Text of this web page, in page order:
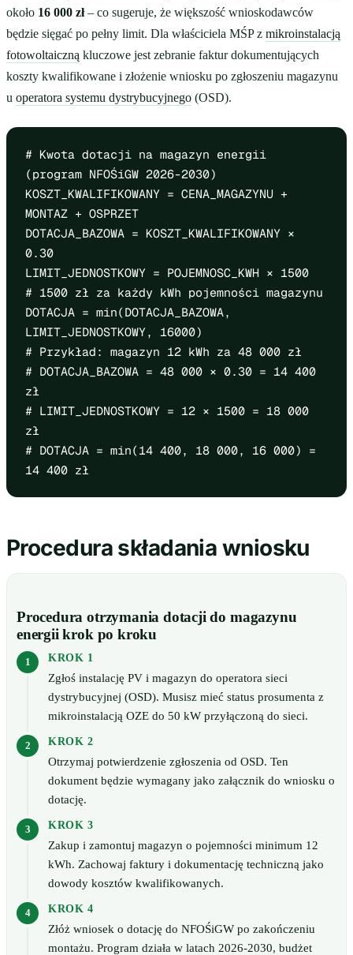
około 16 000 zł– co sugeruje, że większość wnioskodawców
będzie sięgać po pełny limit. Dla właściciela MŚP z mikroinstalacją
fotowoltaiczną kluczowe jest zebranie faktur dokumentujących
koszty kwalifikowane i złożenie wniosku po zgłoszeniu magazynu
u operatora systemu dystrybucyjnego (OSD).
# Kwota dotacji na magazyn energii
(program NFOŚiGW 2026-2030)
KOSZT_KWALIFIKOWANY = CENA_MAGAZYNU +
MONTAZ + OSPRZET
DOTACJA_BAZOWA = KOSZT_KWALIFIKOWANY ×
0.30
LIMIT_JEDNOSTKOWY = POJEMNOSC_KWH × 1500
# 1500 zł za każdy kWh pojemności magazynu
DOTACJA = min(DOTACJA_BAZOWA,
LIMIT_JEDNOSTKOWY, 16000)
# Przykład: magazyn 12 kWh za 48 000 zł
# DOTACJA_BAZOWA = 48 000 × 0.30 = 14 400
zł
# LIMIT_JEDNOSTKOWY = 12 × 1500 = 18 000
zł
# DOTACJA = min(14 400, 18 000, 16 000) =
14 400 zł
Procedura składania wniosku
Procedura otrzymania dotacji do magazynu
energii krok po kroku
KROK 1
Zgłoś instalację PV i magazyn do operatora sieci
dystrybucyjnej (OSD). Musisz mieć status prosumenta z
mikroinstalacją OZE do 50 kW przyłączoną do sieci.
KROK 2
Otrzymaj potwierdzenie zgłoszenia od OSD. Ten
dokument będzie wymagany jako załącznik do wniosku o
dotację.
KROK 3
Zakup i zamontuj magazyn o pojemności minimum 12
kWh. Zachowaj faktury i dokumentację techniczną jako
dowody kosztów kwalifikowanych.
KROK 4
Złóż wniosek o dotację do NFOŚiGW po zakończeniu
montażu. Program działa w latach 2026-2030, budżet